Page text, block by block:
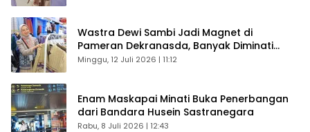
Wastra Dewi Sambi Jadi Magnet di
Pameran Dekranasda, Banyak Diminati
Pengunjung
Minggu, 12 Juli 2026 | 11:12
Enam Maskapai Minati Buka Penerbangan
dari Bandara Husein Sastranegara
Rabu, 8 Juli 2026 | 12:43